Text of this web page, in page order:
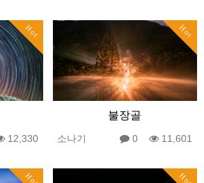
Hot
12,330
Hot
불장골
소나기 0 11,601
Hot Hot